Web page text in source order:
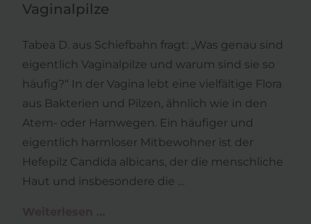
Vaginalpilze
Tabea D. aus Schiefbahn fragt: „Was genau sind
eigentlich Vaginalpilze und warum sind sie so
häufig?“ In der Vagina lebt eine vielfältige Flora
aus Bakterien und Pilzen, ähnlich wie in den
Atem- oder Harnwegen. Ein häufiger und
eigentlich harmloser Mitbewohner ist der
Hefepilz Candida albicans, der die menschliche
Haut und insbesondere die …